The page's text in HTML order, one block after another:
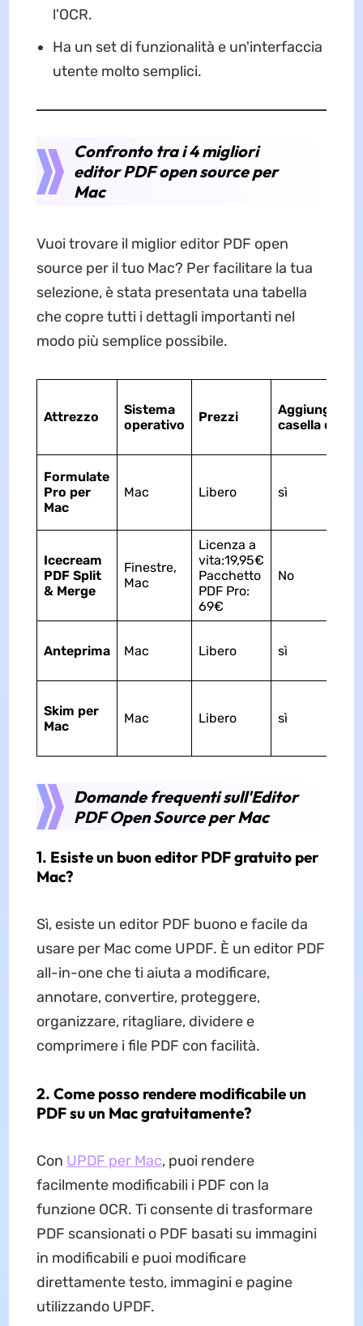
l'OCR.
Ha un set di funzionalità e un'interfaccia
utente molto semplici.
Confronto tra i 4 migliori
editor PDF open source per
Mac
Vuoi trovare il miglior editor PDF open
source per il tuo Mac? Per facilitare la tua
selezione, è stata presentata una tabella
che copre tutti i dettagli importanti nel
modo più semplice possibile.
Attrezzo
Sistema
operativo
Prezzi Aggiungi
casella di
Formulate
Pro per
Mac
Mac Libero sì
Icecream
PDF Split
& Merge
Finestre,
Mac
Licenza a
vita:19,95€
Pacchetto
PDF Pro:
69€
No
Anteprima Mac Libero sì
Skim per
Mac
Mac Libero sì
Domande frequenti sull'Editor
PDF Open Source per Mac
1. Esiste un buon editor PDF gratuito per
Mac?
Sì, esiste un editor PDF buono e facile da
usare per Mac come UPDF. È un editor PDF
all-in-one che ti aiuta a modificare,
annotare, convertire, proteggere,
organizzare, ritagliare, dividere e
comprimere i file PDF con facilità.
2. Come posso rendere modificabile un
PDF su un Mac gratuitamente?
Con UPDF per Mac, puoi rendere
facilmente modificabili i PDF con la
funzione OCR. Ti consente di trasformare
PDF scansionati o PDF basati su immagini
in modificabili e puoi modificare
direttamente testo, immagini e pagine
utilizzando UPDF.